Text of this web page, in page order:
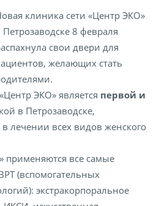
клиника сети «Центр ЭКО»
Петрозаводске 8 февраля
свои двери для
желающих стать
ЭКО» является первой и
в Петрозаводске,
лечении всех видов женского
применяются все самые
(вспомогательных
экстракорпоральное